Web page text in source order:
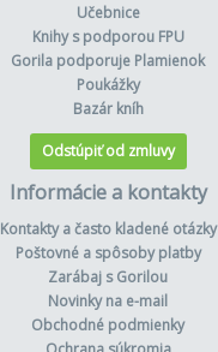
Učebnice
Knihy s podporou FPU
Gorila podporuje Plamienok
Poukážky
Bazár kníh
Odstúpiť od zmluvy
Informácie a kontakty
Kontakty a často kladené otázky
Poštovné a spôsoby platby
Zarábaj s Gorilou
Novinky na e-mail
Obchodné podmienky